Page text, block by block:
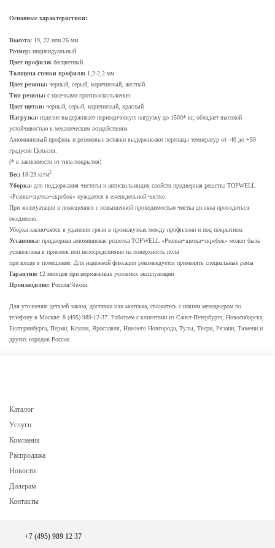
Основные характеристики:
Высота: 19, 22 или 26 мм
Размер: индивидуальный
Цвет профиля: бесцветный
Толщина стенки профиля: 1,2-2,2 мм
Цвет резины: черный, серый, коричневый, желтый
Тип резины: с насечками противоскольжения
Цвет щетки: черный, серый, коричневый, красный
Нагрузка: изделие выдерживает периодическую нагрузку до 1500* кг, обладает высокой
устойчивостью к механическим воздействиям.
Алюминиевый профиль и резиновые вставки выдерживают перепады температур от -40 до +50
градусов Цельсия.
(* в зависимости от типа покрытия)
Вес: 18-23 кг/м2
Уборка: для поддержания чистоты и антискользящих свойств придверная решетка TOPWELL
«Резина+щетка+скребок» нуждается в еженедельной чистке.
При эксплуатации в помещениях с повышенной проходимостью чистка должна проводиться
ежедневно.
Уборка заключается в удалении грязи в промежутках между профилями и под покрытием.
Установка: придверная алюминиевая решетка TOPWELL «Резина+щетка+скребок» может быть
установлена в приямок или непосредственно на поверхность пола
при входе в помещение. Для надежной фиксации рекомендуется применять специальные рамы
Гарантия: 12 месяцев при нормальных условиях эксплуатации
Производство: Россия/Чехия.
Для уточнения деталей заказа, доставки или монтажа, свяжитесь с нашим менеджером по
телефону в Москве: 8 (495) 989-12-37. Работаем с клиентами из Санкт-Петербурга, Новосибирска,
Екатеринбурга, Перми, Казани, Ярославля, Нижнего Новгорода, Тулы, Твери, Рязани, Тюмени и
других городов России.
Каталог
Услуги
Компания
Распродажа
Новости
Дилерам
Контакты
+7 (495) 989 12 37